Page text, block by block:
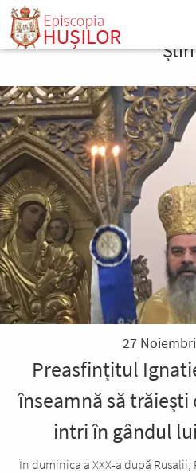
Mergi
conţinutul
Știri
27
Preasfințitul
înseamnă să trăiești
intri în gândul
În duminica a XXX-a după